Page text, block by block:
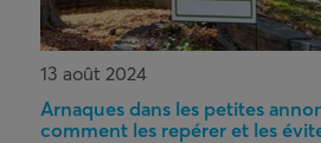
13 août 2024
Arnaques dans les petites
comment les repérer et les